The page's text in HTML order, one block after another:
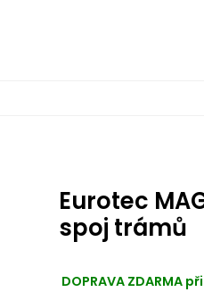
Eurotec
spoj trámů
DOPRAVA ZDARMA